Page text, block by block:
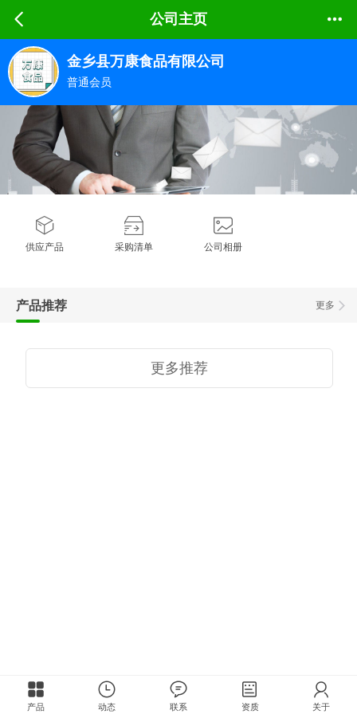
公司主页
金乡县万康食品有限公司
普通会员
供应产品 采购清单 公司相册
更多
产品推荐
更多推荐
产品 动态 联系 资质 关于